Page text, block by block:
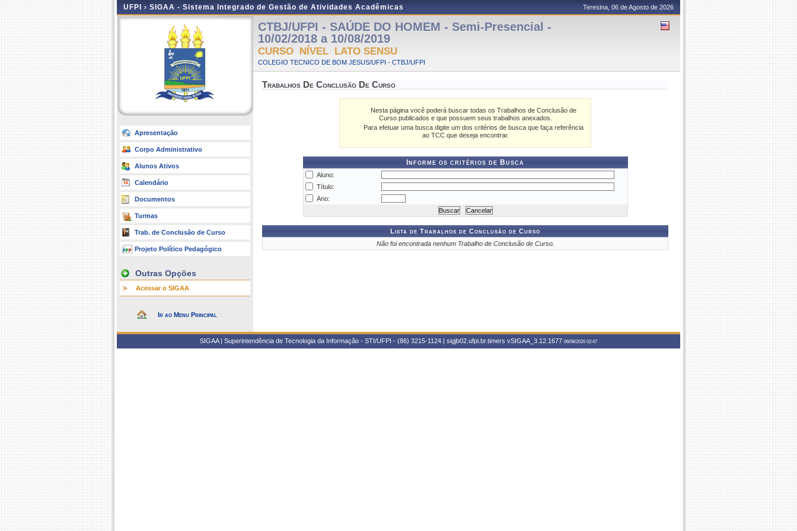
UFPI › SIGAA - Sistema Integrado de Gestão de Atividades Acadêmicas Teresina, 06 de Agosto de 2026
Apresentação
Corpo Administrativo
Alunos Ativos
Calendário
Documentos
Turmas
Trab. de Conclusão de Curso
Projeto Político Pedagógico
Outras Opções
Acessar o SIGAA
Ir ao Menu Principal
CTBJ/UFPI - SAÚDE DO HOMEM - Semi-Presencial -
10/02/2018 a 10/08/2019
CURSO NÍVEL LATO SENSU
COLEGIO TECNICO DE BOM JESUS/UFPI - CTBJ/UFPI
Trabalhos De Conclusão De Curso
Nesta página você poderá buscar todas os Trabalhos de Conclusão de
Curso publicados e que possuem seus trabalhos anexados.
Para efetuar uma busca digite um dos critérios de busca que faça referência
ao TCC que deseja encontrar.
Informe os critérios de Busca
Aluno:
Título:
Ano:
Lista de Trabalhos de Conclusão de Curso
Não foi encontrada nenhum Trabalho de Conclusão de Curso.
SIGAA | Superintendência de Tecnologia da Informação - STI/UFPI - (86) 3215-1124 | sigjb02.ufpi.br.timers vSIGAA_3.12.1677 06/08/2026 02:47